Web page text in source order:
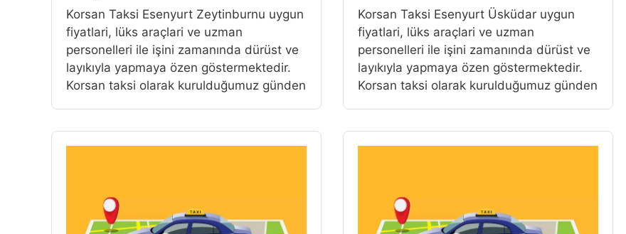
Korsan Taksi Esenyurt Zeytinburnu uygun
fiyatlari, lüks araçlari ve uzman
personelleri ile işini zamanında dürüst ve
layıkıyla yapmaya özen göstermektedir.
Korsan taksi olarak kurulduğumuz günden
Korsan Taksi Esenyurt Üsküdar uygun
fiyatlari, lüks araçlari ve uzman
personelleri ile işini zamanında dürüst ve
layıkıyla yapmaya özen göstermektedir.
Korsan taksi olarak kurulduğumuz günden